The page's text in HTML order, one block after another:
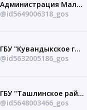
Администрация Малоремизенского сельсовета
@id5649006318_gos
ГБУ "Кувандыкское городское управление ветеринарии"
@id5632005186_gos
ГБУ "Ташлинское районное управление ветеринарии"
@id5648003466_gos